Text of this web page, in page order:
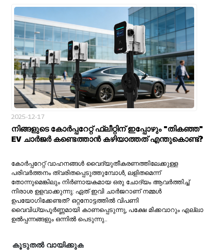
2025-12-17
നിങ്ങളുടെ കോർപ്പറേറ്റ് ഫ്ലീറ്റിന് ഇപ്പോഴും "തികഞ്ഞ"
EV ചാർജർ കണ്ടെത്താൻ കഴിയാത്തത് എന്തുകൊണ്ട്?
കോർപ്പറേറ്റ് വാഹനങ്ങൾ വൈദ്യുതീകരണത്തിലേക്കുള്ള
പരിവർത്തനം ത്വരിതപ്പെടുത്തുമ്പോൾ, ലളിതമെന്ന്
തോന്നുമെങ്കിലും നിർണായകമായ ഒരു ചോദ്യം ആവർത്തിച്ച്
നിരാശ ഉളവാക്കുന്നു: ഏത് ഇവി ചാർജറാണ് നമ്മൾ
ഉപയോഗിക്കേണ്ടത്? ഒറ്റനോട്ടത്തിൽ വിപണി
വൈവിധ്യപൂർണ്ണമായി കാണപ്പെടുന്നു, പക്ഷേ മിക്കവാറും എല്ലാ
ഉൽപ്പന്നങ്ങളും ഒന്നിൽ പെടുന്നു...
കൂടുതൽ വായിക്കുക